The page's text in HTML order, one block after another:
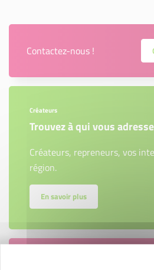
Contactez-nous !
Créateurs
Trouvez à qui vous
Créateurs, repreneurs, vos
région.
En savoir plus